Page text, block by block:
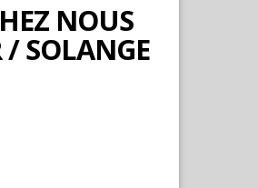
NOUS
SOLANGE